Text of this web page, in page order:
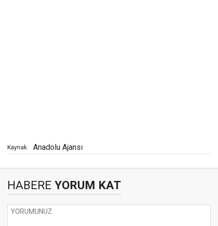
Kaynak: Anadolu Ajansı
HABERE YORUM KAT